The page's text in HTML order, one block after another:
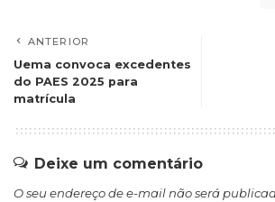
ANTERIOR
Uema convoca excedentes
do PAES 2025 para
matrícula
Deixe um comentário
O seu endereço de e-mail não será